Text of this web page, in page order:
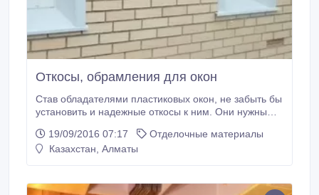
Откосы, обрамления для окон
Став обладателями пластиковых окон, не забыть бы
установить и надежные откосы к ним. Они нужны
длительного воздействия ультрафиолетового
излучения, не утратила свои изоляционные
конструкции.
19/09/2016 07:17
Отделочные материалы
Казахстан, Алматы